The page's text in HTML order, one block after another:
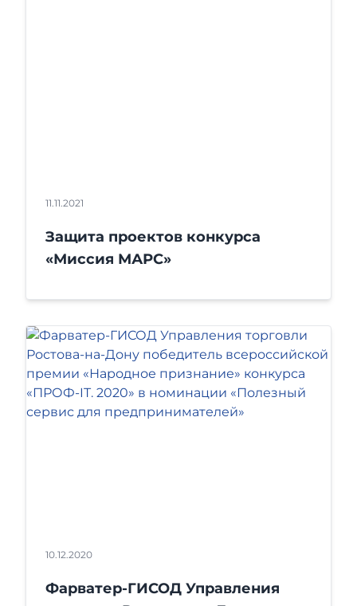
11.11.2021
Защита проектов конкурса
«Миссия МАРС»
10.12.2020
Фарватер-ГИСОД Управления